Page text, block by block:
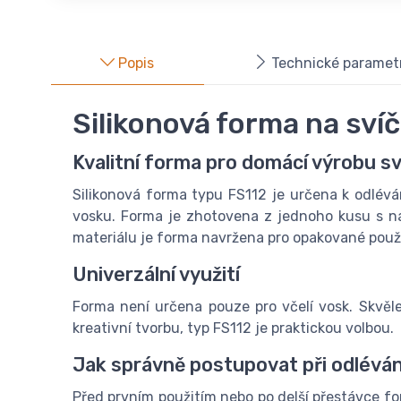
Popis Technické
Silikonová forma na
Kvalitní forma pro domácí výrobu
Silikonová forma typu FS112 je určena k
vosku. Forma je zhotovena z jednoho kusu s
materiálu je forma navržena pro opakované
Univerzální využití
Forma není určena pouze pro včelí vosk.
kreativní tvorbu, typ FS112 je praktickou volbou.
Jak správně postupovat při
Před prvním použitím nebo po delší přestávce